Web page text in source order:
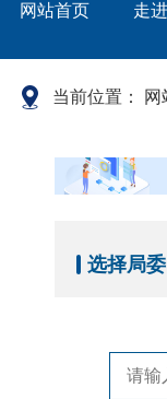
网站首页 走
当前位置： 网
选择局委